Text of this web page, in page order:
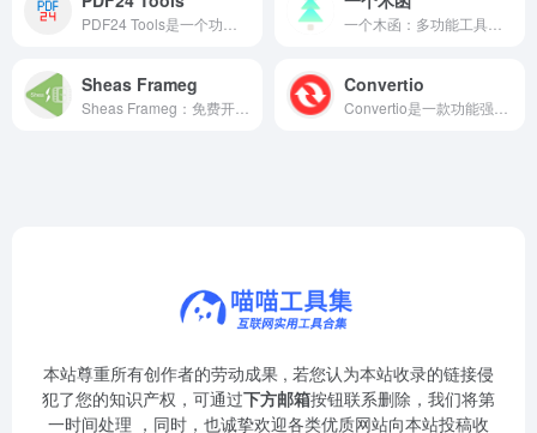
Sheas Frameg Convertio
本站尊重所有创作者的劳动成果 , 若您认为本站收录的链接侵
犯了您的知识产权，可通过下方邮箱按钮联系删除，我们将第
一时间处理 ，同时，也诚挚欢迎各类优质网站向本站投稿收